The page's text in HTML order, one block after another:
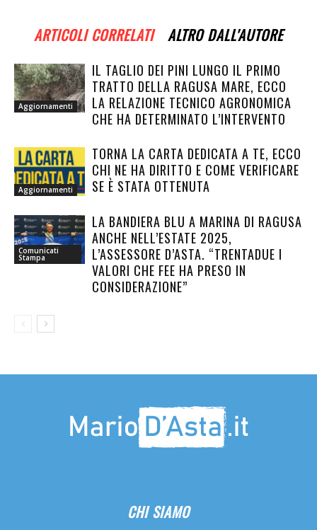
ARTICOLI CORRELATI ALTRO DALL'AUTORE
Aggiornamenti
IL TAGLIO DEI PINI LUNGO IL PRIMO
TRATTO DELLA RAGUSA MARE, ECCO
LA RELAZIONE TECNICO AGRONOMICA
CHE HA DETERMINATO L’INTERVENTO
Aggiornamenti
TORNA LA CARTA DEDICATA A TE, ECCO
CHI NE HA DIRITTO E COME VERIFICARE
SE È STATA OTTENUTA
Comunicati
Stampa
LA BANDIERA BLU A MARINA DI RAGUSA
ANCHE NELL’ESTATE 2025,
L’ASSESSORE D’ASTA. “TRENTADUE I
VALORI CHE FEE HA PRESO IN
CONSIDERAZIONE”
CHI SIAMO